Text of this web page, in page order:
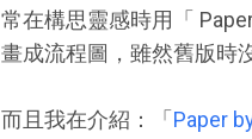
常在構思靈感時用「
畫成流程圖，雖然舊版時
而且我在介紹：「 Paper